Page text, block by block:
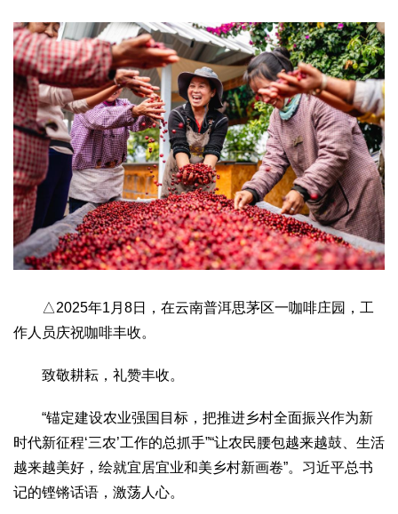
△2025年1月8日，在云南普洱思茅区一咖啡庄园，工
作人员庆祝咖啡丰收。
致敬耕耘，礼赞丰收。
“锚定建设农业强国目标，把推进乡村全面振兴作为新
时代新征程‘三农’工作的总抓手”“让农民腰包越来越鼓、生活
越来越美好，绘就宜居宜业和美乡村新画卷”。习近平总书
记的铿锵话语，激荡人心。